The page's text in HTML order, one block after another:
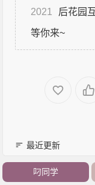
2021 后花园
等你来~
最近更新
叼同学